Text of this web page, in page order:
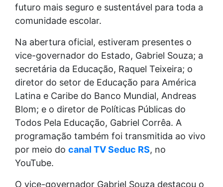
futuro mais seguro e sustentável para toda a
comunidade escolar.
Na abertura oficial, estiveram presentes o
vice-governador do Estado, Gabriel Souza; a
secretária da Educação, Raquel Teixeira; o
diretor do setor de Educação para América
Latina e Caribe do Banco Mundial, Andreas
Blom; e o diretor de Políticas Públicas do
Todos Pela Educação, Gabriel Corrêa. A
programação também foi transmitida ao vivo
por meio do canal TV Seduc RS, no
YouTube.
O vice-governador Gabriel Souza destacou o